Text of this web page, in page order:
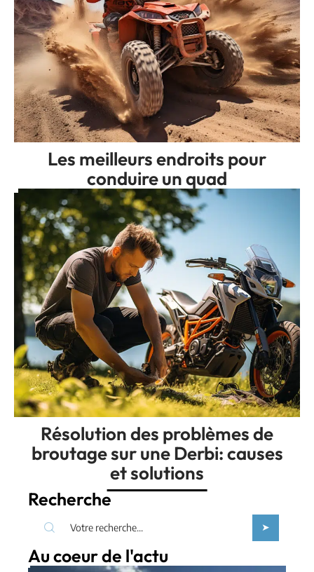
Les meilleurs endroits pour
conduire un quad
Résolution des problèmes de
broutage sur une Derbi: causes
et solutions
Recherche
Au coeur de l'actu